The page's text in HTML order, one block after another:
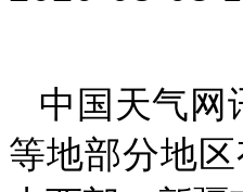
中国天气网
等地部分地